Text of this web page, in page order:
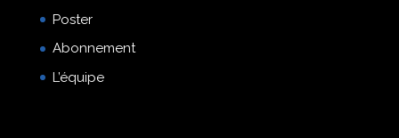
Poster
Abonnement
L’équipe